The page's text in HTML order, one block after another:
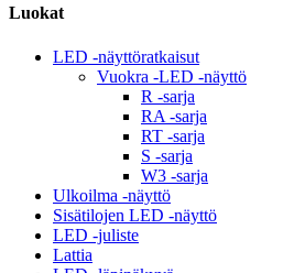
Luokat
LED -näyttöratkaisut
Vuokra -LED -näyttö
R -sarja
RA -sarja
RT -sarja
S -sarja
W3 -sarja
Ulkoilma -näyttö
Sisätilojen LED -näyttö
LED -juliste
Lattia